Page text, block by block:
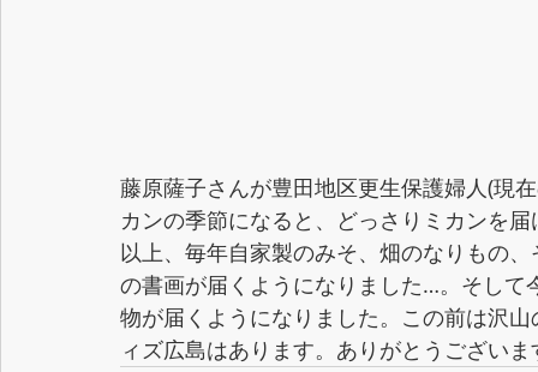
藤原薩子さんが豊田地区更生保護婦人(現
カンの季節になると、どっさりミカンを
以上、毎年自家製のみそ、畑のなりもの
の書画が届くようになりました…。そし
物が届くようになりました。この前は沢
ィズ広島はあります。ありがとうござい